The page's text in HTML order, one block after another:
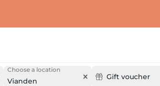
Choose a location
Vianden Gift voucher